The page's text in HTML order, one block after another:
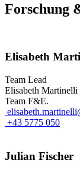
Forschung
Elisabeth
Team Lead
Elisabeth Martinelli
Team F&E.
+43 5775 050
Julian Fischer